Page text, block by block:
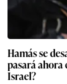
Hamás se
pasará ahora
Israel?